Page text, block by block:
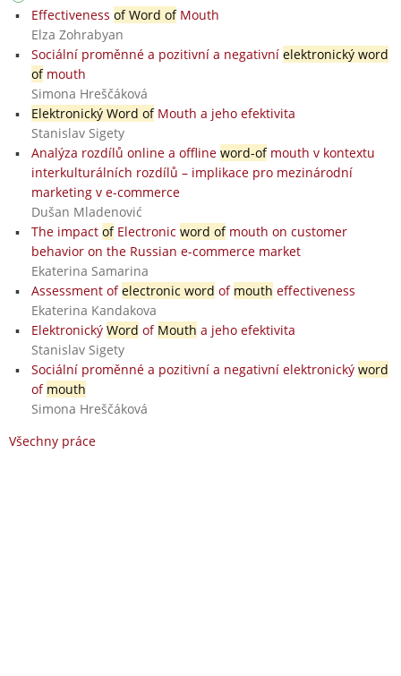
Effectiveness of Word ofMouth
Elza Zohrabyan
Sociální proměnné a pozitivní a negativní elektronický word
ofmouth
Simona Hreščáková
Elektronický Word ofMouth a jeho efektivita
Stanislav Sigety
Analýza rozdílů online a offline word-ofmouth v kontextu
interkulturálních rozdílů – implikace pro mezinárodní
marketing v e-commerce
Dušan Mladenović
The impact ofElectronic word ofmouth on customer
behavior on the Russian e-commerce market
Ekaterina Samarina
Assessment ofelectronic word of mouth effectiveness
Ekaterina Kandakova
Elektronický Word of Mouth a jeho efektivita
Stanislav Sigety
Sociální proměnné a pozitivní a negativní elektronický word
of mouth
Simona Hreščáková
Všechny práce